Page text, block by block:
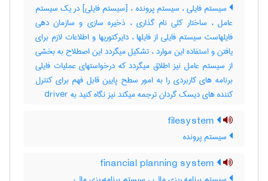
سیستم فایلی ، سیستم پرونده ، [سیستم فایلی] در یک سیستم
عامل ، ساختار کلی نام گذاری ، ذخیره سازی و سازمان دهی
فایلهاست سیستم فایلی از فایلها ، دایرکتوریها و اطلاعات لازم برای
یافتن و استفاده این موارد ، تشکیل میگردد این اصطلاح به بخشی
از سیستم عامل نیز اطلاق میگردد که درخواستهای عملیات فایلی
برنامه های کاربردی را به امور سطح پایین قابل فهم برای کنترل
کننده های دیسک گردان ترجمه میکند نیز نگاه کنید به ‎ driver
سیستم پرونده